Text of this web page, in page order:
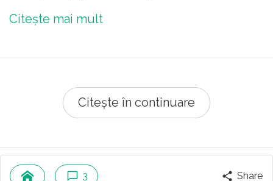
Citește mai mult
Citește în continuare
© 2026 Republica.ro
3 Share